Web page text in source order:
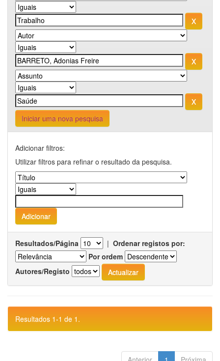
Iniciar uma nova pesquisa
Adicionar filtros:
Utilizar filtros para refinar o resultado da pesquisa.
Resultados/Página | Ordenar registos por:
Por ordem
Autores/Registo
Resultados 1-1 de 1.